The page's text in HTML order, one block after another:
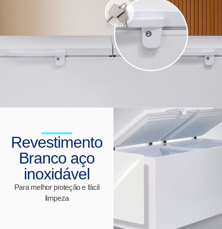
Revestimento
Branco aço
inoxidável
Para melhor proteção e fácil
limpeza